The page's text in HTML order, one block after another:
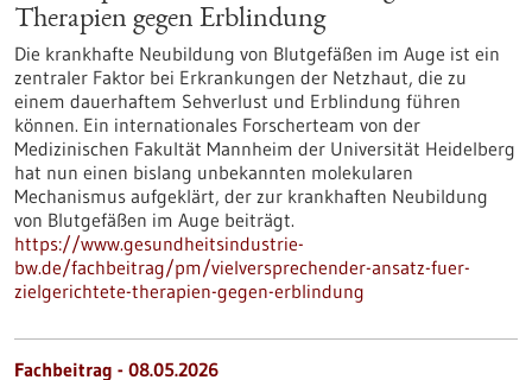
Therapien gegen Erblindung
Die krankhafte Neubildung von Blutgefäßen im Auge ist ein
zentraler Faktor bei Erkrankungen der Netzhaut, die zu
einem dauerhaftem Sehverlust und Erblindung führen
können. Ein internationales Forscherteam von der
Medizinischen Fakultät Mannheim der Universität Heidelberg
hat nun einen bislang unbekannten molekularen
Mechanismus aufgeklärt, der zur krankhaften Neubildung
von Blutgefäßen im Auge beiträgt.
https://www.gesundheitsindustrie-
bw.de/fachbeitrag/pm/vielversprechender-ansatz-fuer-
zielgerichtete-therapien-gegen-erblindung
Fachbeitrag - 08.05.2026